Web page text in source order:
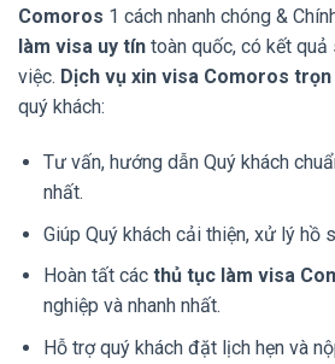
Comoros 1 cách nhanh chóng &
làm visa uy tín toàn quốc, có kết quả
việc. Dịch vụ xin visa Comoros
quý khách:
Tư vấn, hướng dẫn Quý khách
nhất.
Giúp Quý khách cải thiện, xử lý hồ
Hoàn tất các thủ tục làm visa
nghiệp và nhanh nhất.
Hỗ trợ quý khách đặt lịch hẹn và